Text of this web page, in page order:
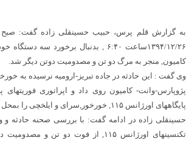
به گزارش قلم پرس، حبیب حسینقلی زاده گفت: صبح
۱۳۹۴/۱۲/۲۶ساعت ۶:۴۰ , بدنبال برخورد
کامیون, منجر به مرگ دو تن و مصدومیت دوتن دیگر شد.
وی گفت : این حادثه در جاده تبریز-ارومیه نرسیده به
پژوپارس-وانت- کامیون روی داد و اپراتوری
پایگاههای اورژانس ۱۱۵, خورخور,سرای و ایلخچی را بمحل حادثه اعزام کرد.
حسینقلی زاده در ادامه گفت: با بررسی صحنه حادثه
تکنسینهای اورژانس ۱۱۵, از فوت دو تن و